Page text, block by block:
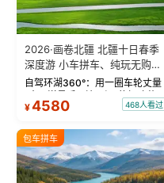
2026·画卷北疆 北疆十日春季
深度游 小车拼车、纯玩无购
物！
自驾环湖360°：用一圈车轮丈量
“大西洋最后一滴眼泪”的极致蔚
蓝。 赛湖旅拍：甄选多款风格服
绝美瞬间。 赛湖坦克300跟车视
频：专业摄影师...
¥4580 468人看过
包车拼车